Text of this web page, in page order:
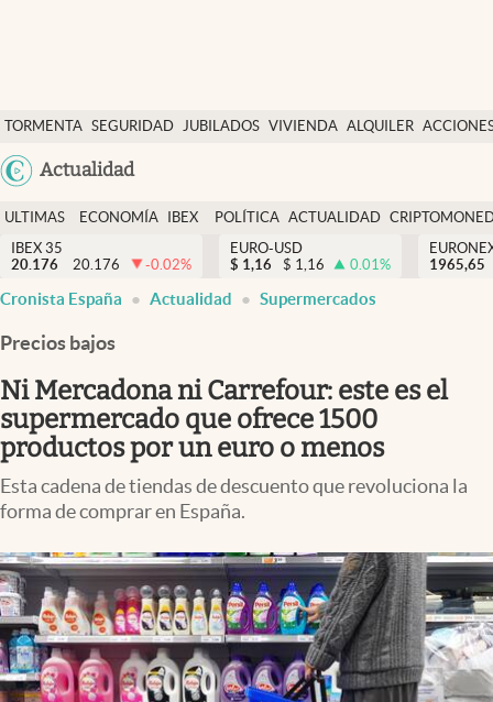
TORMENTA SEGURIDAD JUBILADOS VIVIENDA ALQUILER
USA
Actualidad
Economía y finanzas
Política
Actualidad
Criptomonedas
España
ULTIMAS
NOTICIAS
ECONOMÍA
FINANZAS
IBEX
EURO
POLÍTICA ACTUALIDAD
IBEX 35
20.176
20.176 -0.02%
EURO-USD
$ 1,16 $ 1,16 0.01%
1965,65
Cronista España Actualidad Supermercados
Precios bajos
Ni Mercadona ni Carrefour: este es el
supermercado que ofrece 1500
productos por un euro o menos
Esta cadena de tiendas de descuento que revoluciona la
forma de comprar en España.